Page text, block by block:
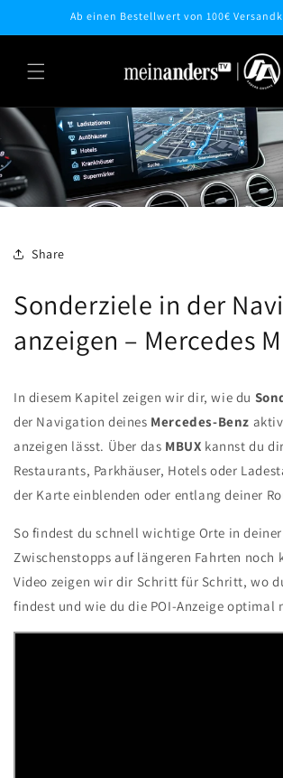
Inhalt
Ab einen Bestellwert von 100€
Share
Sonderziele in der
anzeigen – Mercedes
In diesem Kapitel zeigen wir dir, wie du
der Navigation deines Mercedes-Benz
anzeigen lässt. Über das MBUX kannst du
Restaurants, Parkhäuser, Hotels oder
der Karte einblenden oder entlang deiner
So findest du schnell wichtige Orte in
Zwischenstopps auf längeren Fahrten noch
Video zeigen wir dir Schritt für Schritt, wo
findest und wie du die POI-Anzeige optimal